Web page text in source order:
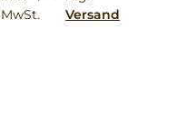
MwSt.
Versand